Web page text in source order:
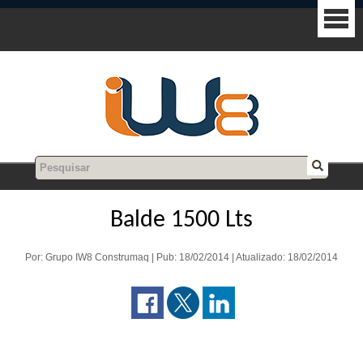
Balde 1500 Lts
Por: Grupo IW8 Construmaq | Pub: 18/02/2014 | Atualizado: 18/02/2014